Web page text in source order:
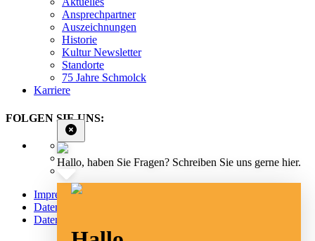
Ansprechpartner
Auszeichnungen
Historie
Kultur Newsletter
Standorte
75 Jahre Schmolck
Karriere
FOLGEN SIE UNS:
Impressum
Datenschutz
Datenschutz Social Media
Hallo, haben Sie Fragen? Schreiben Sie uns gerne hier.